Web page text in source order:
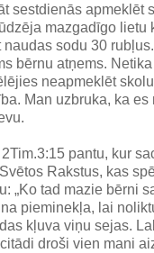
sestdienās apmeklēt
mazgadīgo lietu
sodu 30
bērnu atņems.
neapmeklēt
Man uzbruka, ka es
pantu, kur
Rakstus, kas
„Ko tad mazie bērni
pieminekļa, lai
kļuva viņu sejas.
droši vien mani